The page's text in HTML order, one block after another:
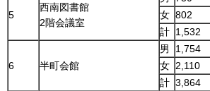
5
西南図書館
2階会議室
女 802
計 1,532
6 半町会館
男 1,754
女 2,110
計 3,864